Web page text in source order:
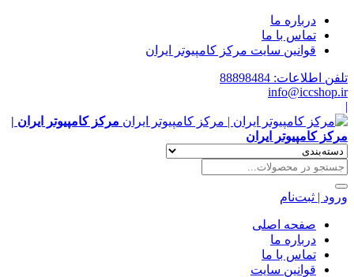
درباره ما
تماس با ما
قوانین سایت مرکز کامپیوتر ایران
تلفن اطلاعات: 88898484
info@iccshop.ir
|
مرکز کامپیوتر ایران |
مرکز کامپیوتر ایران
ورود | ثبت‌نام
صفحه اصلی
درباره ما
تماس با ما
قوانین سایت